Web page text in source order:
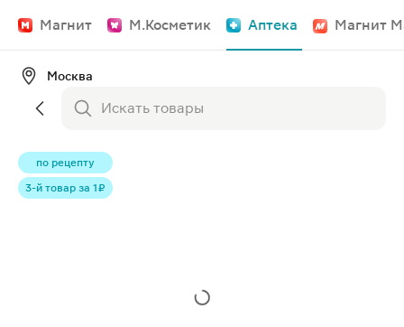
Магнит М.Косметик Аптека Магнит
Москва
по рецепту
3-й товар за 1 ₽